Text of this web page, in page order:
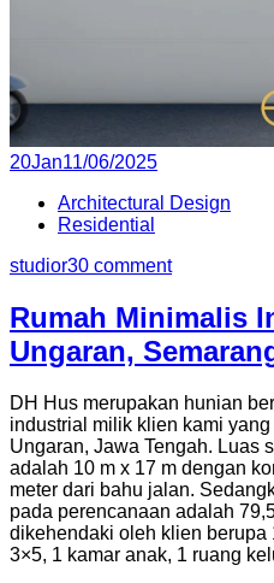
Posted
20Jan11/06/2025
Architectural Design
Residential
studior30 comment
Rumah Minimalis
Ungaran,
DH Hus merupakan hunian
industrial milik klien kami
Ungaran, Jawa Tengah. Luas
adalah 10 m x 17 m dengan
meter dari bahu jalan.
pada perencanaan adalah
dikehendaki oleh klien berupa
3×5, 1 kamar anak, 1 ruang